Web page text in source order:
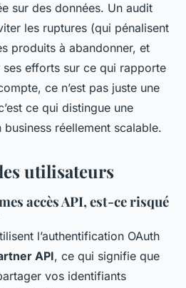
sur des données. Un audit
les ruptures (qui pénalisent
produits à abandonner, et
efforts sur ce qui rapporte
ce n’est pas juste une
ce qui distingue une
business réellement scalable.
utilisateurs
accès API, est-ce risqué
l’authentification OAuth
API, ce qui signifie que
vos identifiants